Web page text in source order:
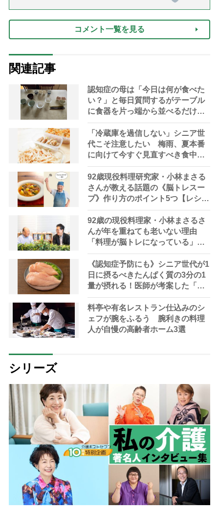
の夏ネックレス」上品＆涼しげ
に見せる4つの法則）
コメント一覧を見る
関連記事
認知症の母は「今日は何が食べた
い？」と毎日質問するがテーブル
に食器を片っ端から並べるだけ―
困った息子の対処法とものがない
現在の台所の意味
「冷蔵庫を過信しない」シニア世
代こそ注意したい 梅雨、夏本番
に向けて今すぐ見直すべき食中毒
対策を家事アドバイザーが指南
92歳現役料理研究家・小林まさる
さんが教える話題の《脳トレスー
プ》作り方のポイント5つ【レシピ
公開】
92歳の現役料理家・小林まさるさ
んが年を重ねても老いない理由
「料理が脳トレになっている」と
脳トレの権威が解説
《認知症予防にも》シニア世代が1
日に摂るべきたんぱく質の3分の1
量が摂れる！医師が考案した「長
生きスープ」レシピを紹介
料亭や有名レストラン仕込みのシ
ェフが腕をふるう 腕利きの料理
人が自慢の高齢者ホーム3選
シリーズ